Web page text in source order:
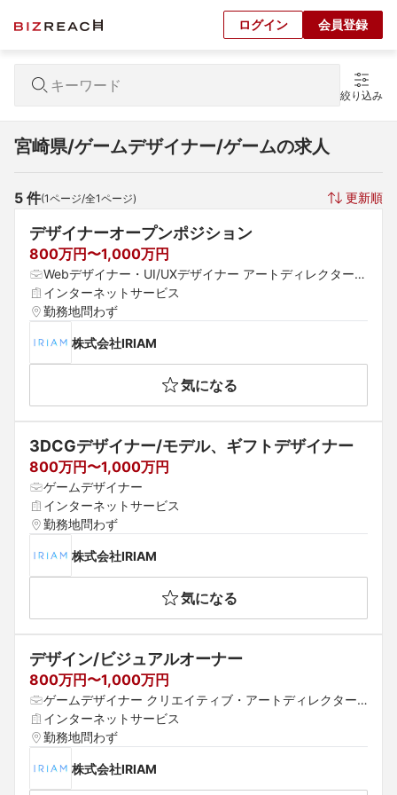
ログイン 会員登録
絞り込み
宮崎県/ゲームデザイナー/ゲームの求人
5 件(1ページ/全1ページ) 更新順
デザイナーオープンポジション
800万円〜1,000万円
Webデザイナー・UI/UXデザイナー アートディレクター
ゲームデザイナー
インターネットサービス
勤務地問わず
株式会社IRIAM
気になる
3DCGデザイナー/モデル、ギフトデザイナー
800万円〜1,000万円
ゲームデザイナー
インターネットサービス
勤務地問わず
株式会社IRIAM
気になる
デザイン/ビジュアルオーナー
800万円〜1,000万円
ゲームデザイナー クリエイティブ・アートディレクター
デザイナー
インターネットサービス
勤務地問わず
株式会社IRIAM